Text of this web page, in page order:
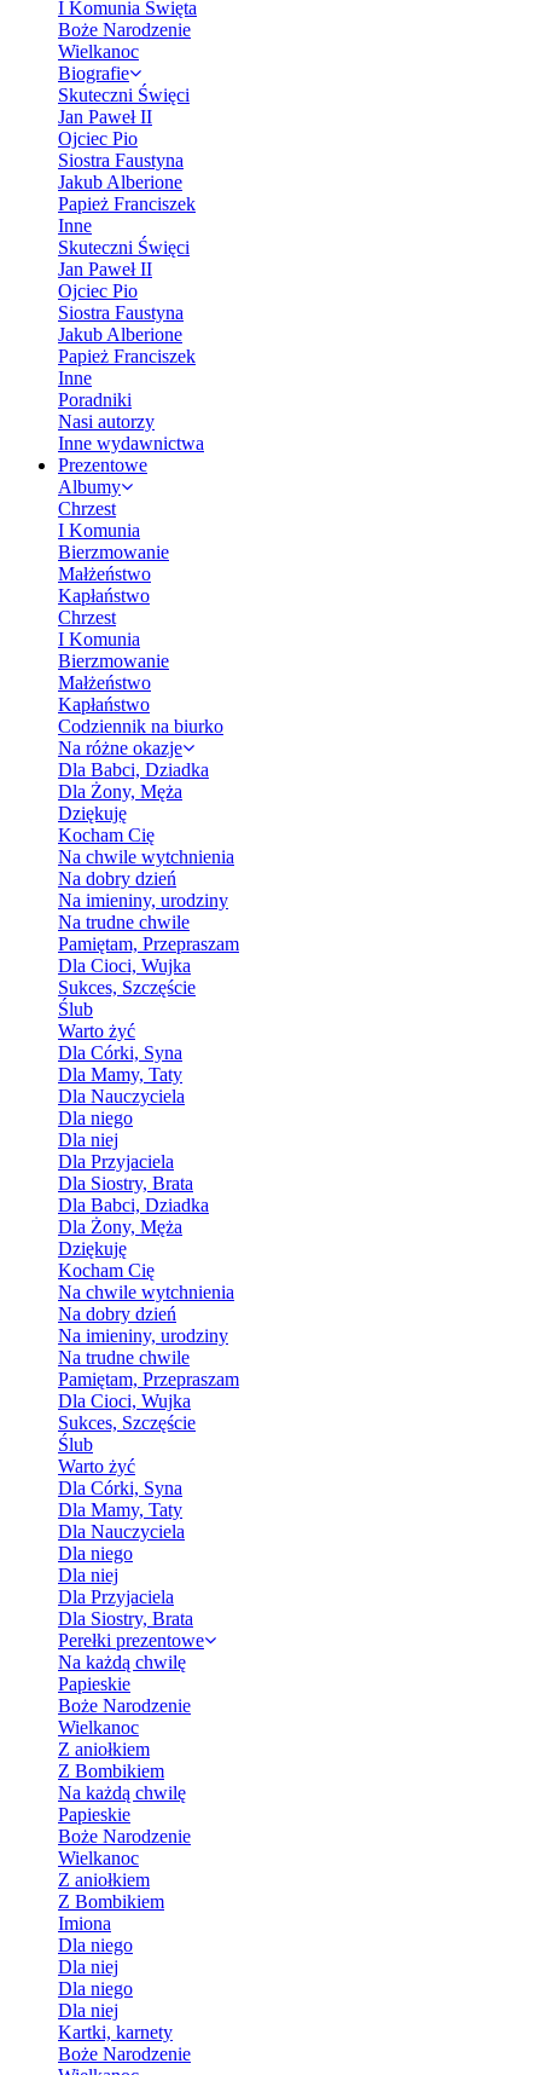
I Komunia Święta
Boże Narodzenie
Wielkanoc
Biografie
Skuteczni Święci
Jan Paweł II
Ojciec Pio
Siostra Faustyna
Jakub Alberione
Papież Franciszek
Inne
Skuteczni Święci
Jan Paweł II
Ojciec Pio
Siostra Faustyna
Jakub Alberione
Papież Franciszek
Inne
Poradniki
Nasi autorzy
Inne wydawnictwa
Prezentowe
Albumy
Chrzest
I Komunia
Bierzmowanie
Małżeństwo
Kapłaństwo
Chrzest
I Komunia
Bierzmowanie
Małżeństwo
Kapłaństwo
Codziennik na biurko
Na różne okazje
Dla Babci, Dziadka
Dla Żony, Męża
Dziękuję
Kocham Cię
Na chwile wytchnienia
Na dobry dzień
Na imieniny, urodziny
Na trudne chwile
Pamiętam, Przepraszam
Dla Cioci, Wujka
Sukces, Szczęście
Ślub
Warto żyć
Dla Córki, Syna
Dla Mamy, Taty
Dla Nauczyciela
Dla niego
Dla niej
Dla Przyjaciela
Dla Siostry, Brata
Dla Babci, Dziadka
Dla Żony, Męża
Dziękuję
Kocham Cię
Na chwile wytchnienia
Na dobry dzień
Na imieniny, urodziny
Na trudne chwile
Pamiętam, Przepraszam
Dla Cioci, Wujka
Sukces, Szczęście
Ślub
Warto żyć
Dla Córki, Syna
Dla Mamy, Taty
Dla Nauczyciela
Dla niego
Dla niej
Dla Przyjaciela
Dla Siostry, Brata
Perełki prezentowe
Na każdą chwilę
Papieskie
Boże Narodzenie
Wielkanoc
Z aniołkiem
Z Bombikiem
Na każdą chwilę
Papieskie
Boże Narodzenie
Wielkanoc
Z aniołkiem
Z Bombikiem
Imiona
Dla niego
Dla niej
Dla niego
Dla niej
Kartki, karnety
Boże Narodzenie